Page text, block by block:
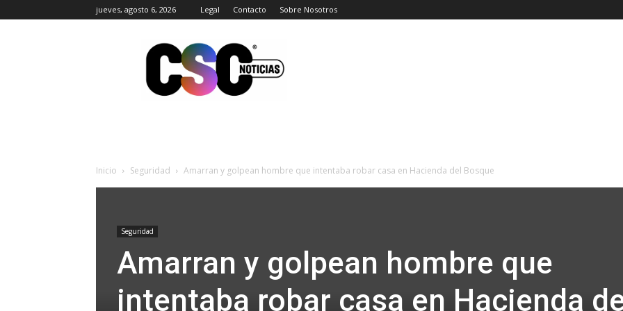
jueves, agosto 6, 2026 Legal Contacto Sobre Nosotros
Noticias
Inicio Seguridad Amarran y golpean hombre que intentaba robar casa en Hacienda del Bosque
Seguridad
Amarran y golpean hombre que
intentaba robar casa en Hacienda